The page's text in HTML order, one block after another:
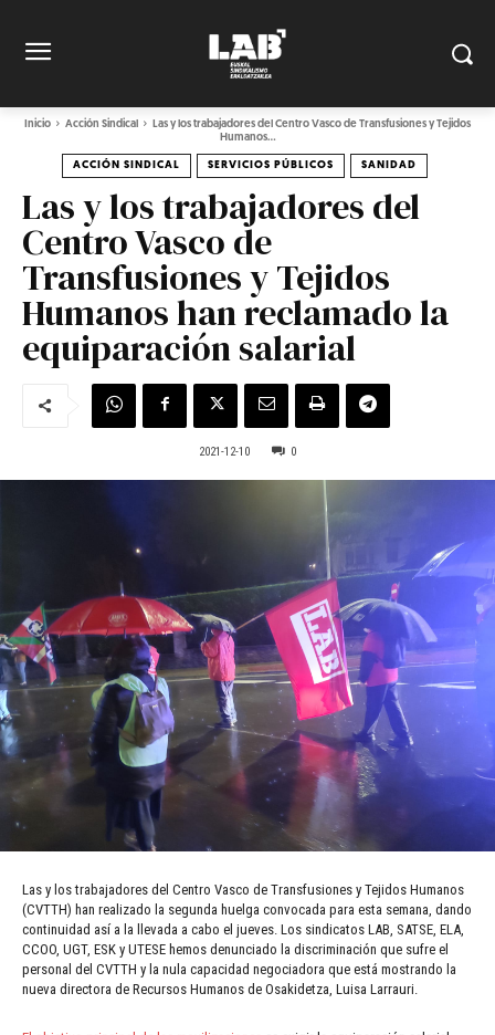
Inicio Acción Sindical
Las y los trabajadores del Centro Vasco de Transfusiones y Tejidos
Humanos...
ACCIÓN SINDICAL SERVICIOS PÚBLICOS SANIDAD
Las y los trabajadores del
Centro Vasco de
Transfusiones y Tejidos
Humanos han reclamado la
equiparación salarial
2021-12-10 0
Las y los trabajadores del Centro Vasco de Transfusiones y Tejidos Humanos
(CVTTH) han realizado la segunda huelga convocada para esta semana, dando
continuidad así a la llevada a cabo el jueves. Los sindicatos LAB, SATSE, ELA,
CCOO, UGT, ESK y UTESE hemos denunciado la discriminación que sufre el
personal del CVTTH y la nula capacidad negociadora que está mostrando la
nueva directora de Recursos Humanos de Osakidetza, Luisa Larrauri.